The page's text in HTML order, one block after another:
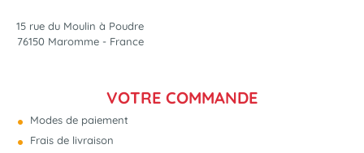
15 rue du Moulin à Poudre
76150 Maromme - France
VOTRE COMMANDE
Modes de paiement
Frais de livraison